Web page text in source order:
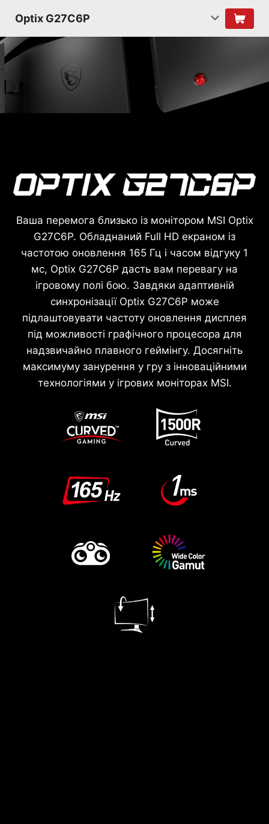
Optix G27C6P
Ваша перемога близько із монітором MSI Optix
G27C6P. Обладнаний Full HD екраном із
частотою оновлення 165 Гц і часом відгуку 1
мс, Optix G27C6P дасть вам перевагу на
ігровому полі бою. Завдяки адаптивній
синхронізації Optix G27C6P може
підлаштовувати частоту оновлення дисплея
під можливості графічного процесора для
надзвичайно плавного геймінгу. Досягніть
максимуму занурення у гру з інноваційними
технологіями у ігрових моніторах MSI.